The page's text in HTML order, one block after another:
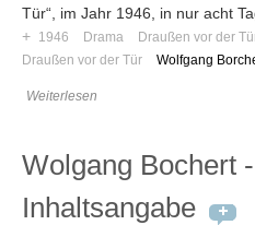
Tür“, im Jahr 1946, in nur acht
+ 1946 Drama Draußen vor der
Draußen vor der Tür
Wolfgang
Weiterlesen
Wolgang Bochert
Inhaltsangabe